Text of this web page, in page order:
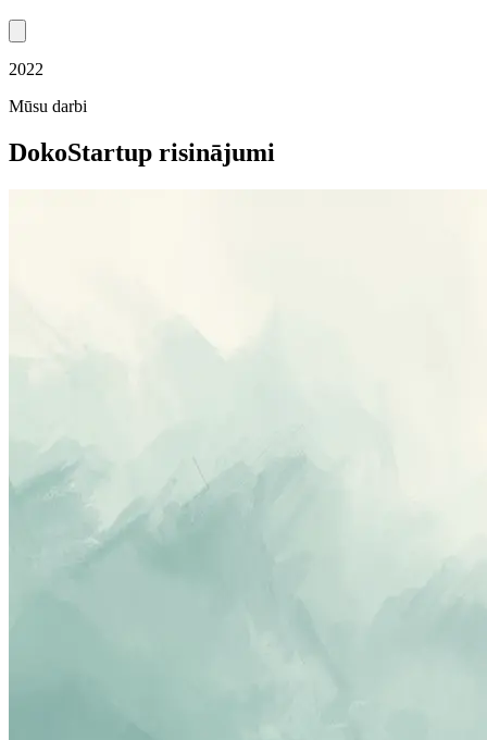
2022
Mūsu darbi
DokoStartup risinājumi